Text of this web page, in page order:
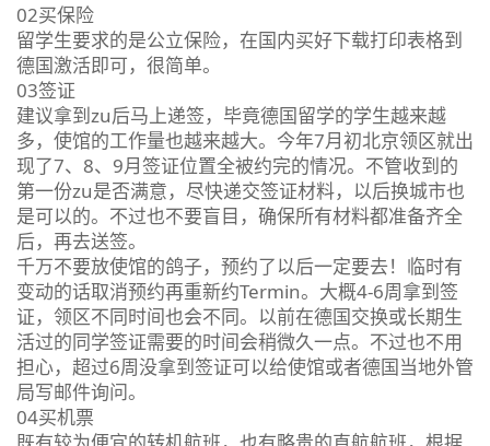
02买保险
留学生要求的是公立保险，在国内买好下载打印表格到
德国激活即可，很简单。
03签证
建议拿到zu后马上递签，毕竟德国留学的学生越来越
多，使馆的工作量也越来越大。今年7月初北京领区就出
现了7、8、9月签证位置全被约完的情况。不管收到的
第一份zu是否满意，尽快递交签证材料，以后换城市也
是可以的。不过也不要盲目，确保所有材料都准备齐全
后，再去送签。
千万不要放使馆的鸽子，预约了以后一定要去！临时有
变动的话取消预约再重新约Termin。大概4-6周拿到签
证，领区不同时间也会不同。以前在德国交换或长期生
活过的同学签证需要的时间会稍微久一点。不过也不用
担心，超过6周没拿到签证可以给使馆或者德国当地外管
局写邮件询问。
04买机票